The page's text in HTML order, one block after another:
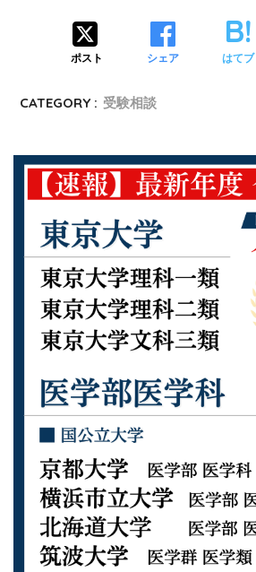
ポスト シェア はてブ
CATEGORY : 受験相談